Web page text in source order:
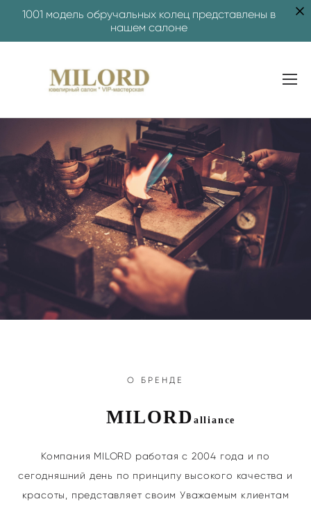
1001 модель обручальных колец представлены в
нашем салоне
О БРЕНДЕ
MILORDalliance
Компания MILORD работая с 2004 года и по
сегодняшний день по принципу высокого качества и
красоты, представляет своим Уважаемым клиентам